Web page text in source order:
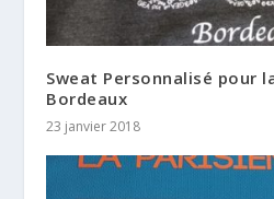
Sweat Personnalisé pour
Bordeaux
23 janvier 2018